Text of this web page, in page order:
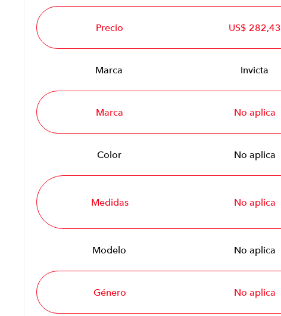
Precio US$ 282,43
Marca Invicta
Marca No aplica
Color No aplica
Medidas No aplica
Modelo No aplica
Género No aplica